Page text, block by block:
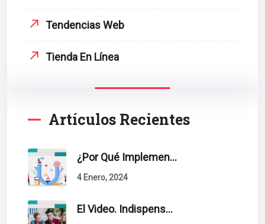
Tendencias Web
Tienda En Línea
Artículos Recientes
¿Por Qué Implementar La Metodología Inbound Marketing En Tu Empresa?
4 Enero, 2024
El Video. Indispensable En Tu Estrategia De Contenidos.